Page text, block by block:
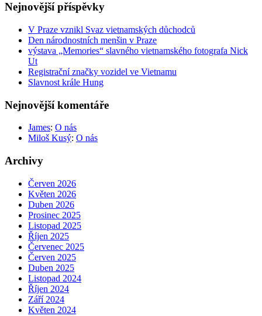
Nejnovější příspěvky
V Praze vznikl Svaz vietnamských důchodců
Den národnostních menšin v Praze
výstava „Memories“ slavného vietnamského fotografa Nick
Ut
Registrační značky vozidel ve Vietnamu
Slavnost krále Hung
Nejnovější komentáře
James: O nás
Miloš Kusý: O nás
Archivy
Červen 2026
Květen 2026
Duben 2026
Prosinec 2025
Listopad 2025
Říjen 2025
Červenec 2025
Červen 2025
Duben 2025
Listopad 2024
Říjen 2024
Září 2024
Květen 2024